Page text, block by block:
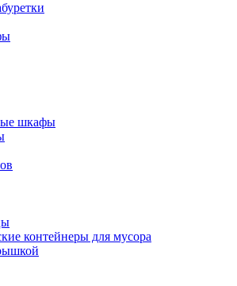
шкафы
контейнеры для мусора